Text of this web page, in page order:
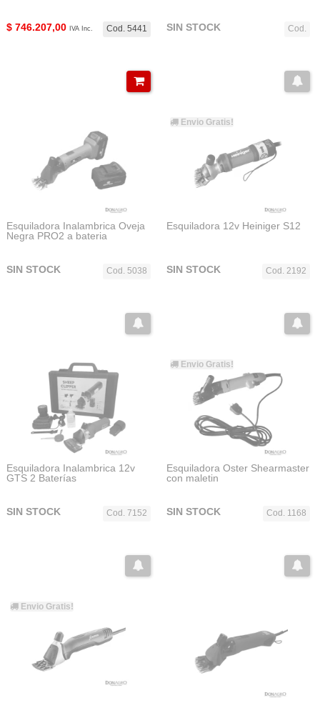
Cod. 5441
$ 746.207,00 IVA Inc. Cod.
SIN STOCK
Esquiladora Inalambrica Oveja
Negra PRO2 a bateria
Cod. 5038
SIN STOCK
Envio Gratis!
Esquiladora 12v Heiniger S12
Cod. 2192
SIN STOCK
Esquiladora Inalambrica 12v
GTS 2 Baterías
Cod. 7152
SIN STOCK
Envio Gratis!
Esquiladora Oster Shearmaster
con maletin
Cod. 1168
SIN STOCK
Envio Gratis!